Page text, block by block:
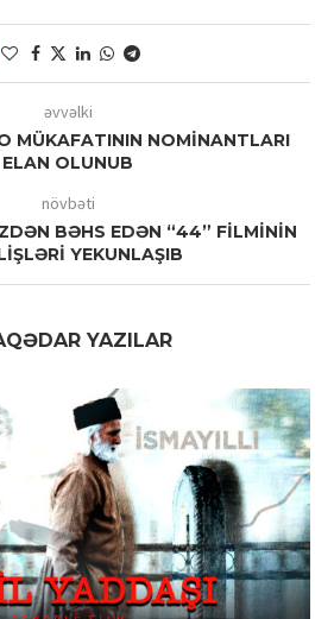
əvvəlki
MÜKAFATININ NOMİNANTLARI
ELAN OLUNUB
növbəti
BƏHS EDƏN “44” FİLMİNİN
YEKUNLAŞIB
YAZILAR